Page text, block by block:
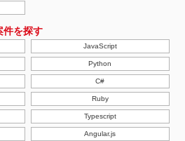
件を探す
JavaScript
Python
C#
Ruby
Typescript
Angular.js